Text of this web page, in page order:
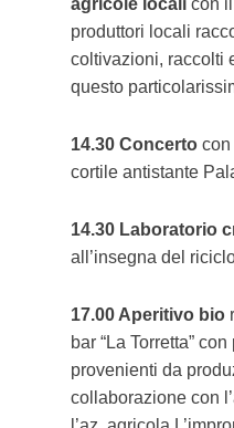
agricole locali con il
produttori locali
coltivazioni, raccolti
questo
14.30 Concerto con
cortile antistante
14.30 Laboratorio
all’insegna del
17.00 Aperitivo bio
bar “La Torretta”
provenienti da
collaborazione con